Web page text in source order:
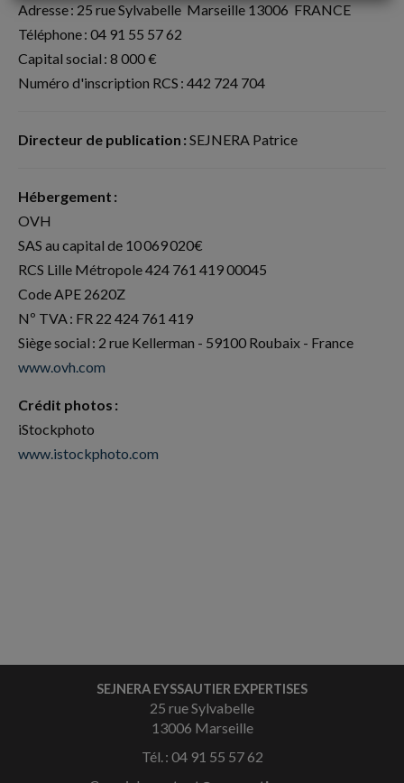
Adresse : 25 rue Sylvabelle Marseille 13006 FRANCE
Téléphone : 04 91 55 57 62
Capital social : 8 000 €
Numéro d'inscription RCS : 442 724 704
Directeur de publication : SEJNERA Patrice
Hébergement :
OVH
SAS au capital de 10 069 020€
RCS Lille Métropole 424 761 419 00045
Code APE 2620Z
Nº TVA : FR 22 424 761 419
Siège social : 2 rue Kellerman - 59100 Roubaix - France
www.ovh.com
Crédit photos :
iStockphoto
www.istockphoto.com
SEJNERA EYSSAUTIER EXPERTISES
25 rue Sylvabelle
13006 Marseille
Tél. : 04 91 55 57 62